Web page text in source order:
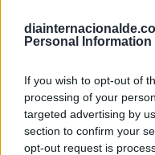
Personal Information
If you wish to opt-out of
processing of your
targeted advertising by
section to confirm your
opt-out request is
dejamos algunas
continente africano:
En este libro se
Sudáfrica durante
autor del libro